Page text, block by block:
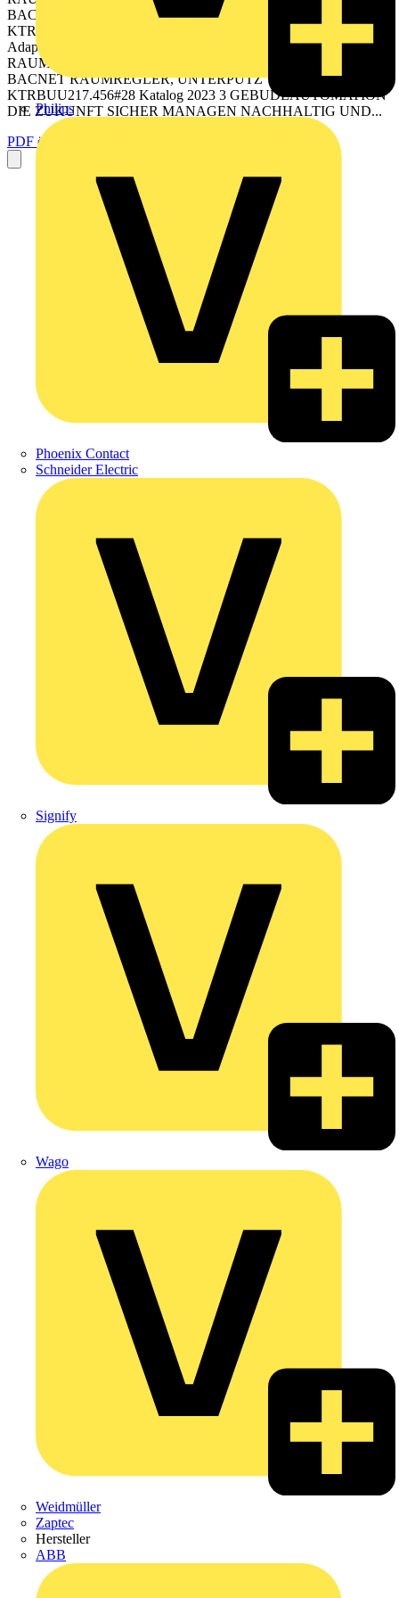
Philips
Phoenix Contact
Schneider Electric
Signify
Wago
Weidmüller
Zaptec
Hersteller
ABB
BACNET RAUMREGLER, UNTERPUTZ
KTRBUU217.456#07 BACnet Raumregler KTRBUu 15
Adaption alre BACnet Einzelraumregler  20 BACNET
RAUMREGLER, UNTERPUTZ KTRBUU217.456#56
BACNET RAUMREGLER, UNTERPUTZ
KTRBUU217.456#28 Katalog 2023 3 GEBUDEAUTOMATION
DIE ZUKUNFT SICHER MANAGEN NACHHALTIG UND...
PDF öffnen